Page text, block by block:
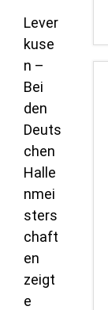
Lever
kuse
n –
Bei
den
Deuts
chen
Halle
nmei
sters
chaft
en
zeigt
e